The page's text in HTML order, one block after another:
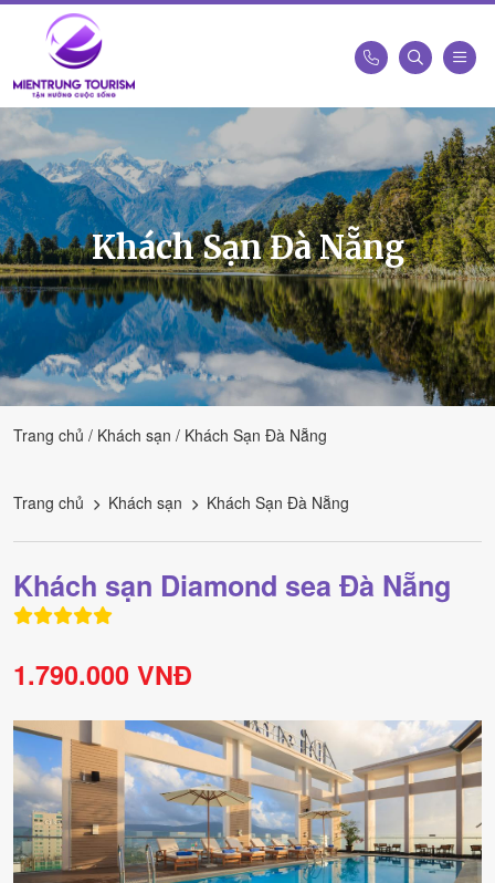
Công
Ty
Du
Lịch
Kết
Nối
Di
Sản
Trung
-
Miền
Trung
Khách Sạn Đà Nẵng
Trang chủ Khách sạn Khách Sạn Đà Nẵng
Trang chủ Khách sạn Khách Sạn Đà Nẵng
Khách sạn Diamond sea Đà Nẵng
1.790.000 VNĐ